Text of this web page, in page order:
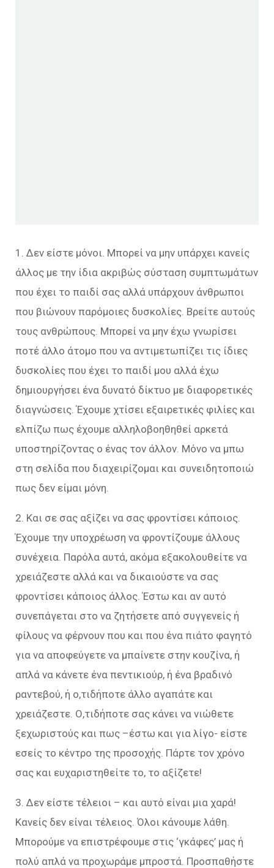
1. Δεν είστε μόνοι. Μπορεί να μην υπάρχει κανείς
άλλος με την ίδια ακριβώς σύσταση συμπτωμάτων
που έχει το παιδί σας αλλά υπάρχουν άνθρωποι
που βιώνουν παρόμοιες δυσκολίες. Βρείτε αυτούς
τους ανθρώπους. Μπορεί να μην έχω γνωρίσει
ποτέ άλλο άτομο που να αντιμετωπίζει τις ίδιες
δυσκολίες που έχει το παιδί μου αλλά έχω
δημιουργήσει ένα δυνατό δίκτυο με διαφορετικές
διαγνώσεις. Έχουμε χτίσει εξαιρετικές φιλίες και
ελπίζω πως έχουμε αλληλοβοηθηθεί αρκετά
υποστηρίζοντας ο ένας τον άλλον. Μόνο να μπω
στη σελίδα που διαχειρίζομαι και συνειδητοποιώ
πως δεν είμαι μόνη.
2. Και σε σας αξίζει να σας φροντίσει κάποιος.
Έχουμε την υποχρέωση να φροντίζουμε άλλους
συνέχεια. Παρόλα αυτά, ακόμα εξακολουθείτε να
χρειάζεστε αλλά και να δικαιούστε να σας
φροντίσει κάποιος άλλος. Έστω και αν αυτό
συνεπάγεται στο να ζητήσετε από συγγενείς ή
φίλους να φέρνουν που και που ένα πιάτο φαγητό
για να αποφεύγετε να μπαίνετε στην κουζίνα, ή
απλά να κάνετε ένα πεντικιούρ, ή ένα βραδινό
ραντεβού, ή ο,τιδήποτε άλλο αγαπάτε και
χρειάζεστε. Ο,τιδήποτε σας κάνει να νιώθετε
ξεχωριστούς και πως –έστω και για λίγο- είστε
εσείς το κέντρο της προσοχής. Πάρτε τον χρόνο
σας και ευχαριστηθείτε το, το αξίζετε!
3. Δεν είστε τέλειοι – και αυτό είναι μια χαρά!
Κανείς δεν είναι τέλειος. Όλοι κάνουμε λάθη.
Μπορούμε να επιστρέφουμε στις ‘γκάφες’ μας ή
πολύ απλά να προχωράμε μπροστά. Προσπαθήστε